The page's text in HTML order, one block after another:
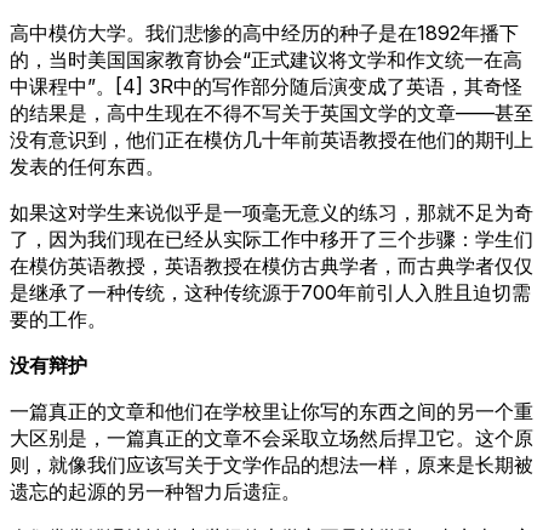
高中模仿大学。我们悲惨的高中经历的种子是在1892年播下
的，当时美国国家教育协会“正式建议将文学和作文统一在高
中课程中”。[4] 3R中的写作部分随后演变成了英语，其奇怪
的结果是，高中生现在不得不写关于英国文学的文章——甚至
没有意识到，他们正在模仿几十年前英语教授在他们的期刊上
发表的任何东西。
如果这对学生来说似乎是一项毫无意义的练习，那就不足为奇
了，因为我们现在已经从实际工作中移开了三个步骤：学生们
在模仿英语教授，英语教授在模仿古典学者，而古典学者仅仅
是继承了一种传统，这种传统源于700年前引人入胜且迫切需
要的工作。
没有辩护
一篇真正的文章和他们在学校里让你写的东西之间的另一个重
大区别是，一篇真正的文章不会采取立场然后捍卫它。这个原
则，就像我们应该写关于文学作品的想法一样，原来是长期被
遗忘的起源的另一种智力后遗症。